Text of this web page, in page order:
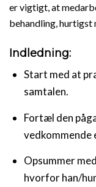
er vigtigt, at
behandling,
Indledning:
Start med at
samtalen.
Fortæl den
Opsummer
hvorfor han/